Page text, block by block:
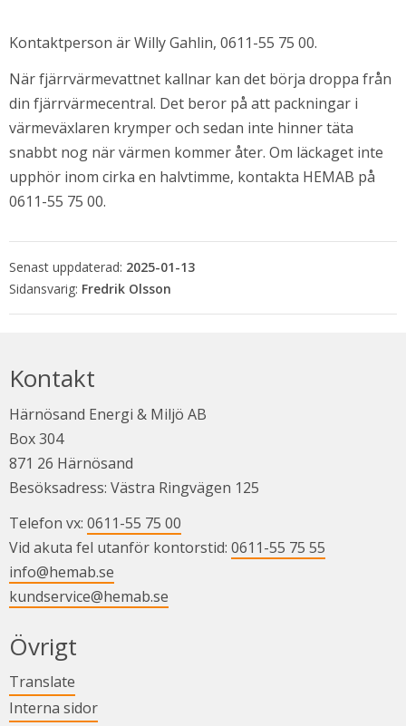
nytt fönster.
Kontaktperson är Willy Gahlin, 0611-55 75 00.
När fjärrvärmevattnet kallnar kan det börja droppa från
din fjärrvärmecentral. Det beror på att packningar i
värmeväxlaren krymper och sedan inte hinner täta
snabbt nog när värmen kommer åter. Om läckaget inte
upphör inom cirka en halvtimme, kontakta HEMAB på
0611-55 75 00.
Senast uppdaterad: 2025-01-13
Fredrik Olsson
Kontakt
Härnösand Energi & Miljö AB
Box 304
871 26 Härnösand
Besöksadress: Västra Ringvägen 125
Telefon vx: 0611-55 75 00
Vid akuta fel utanför kontorstid: 0611-55 75 55
info@hemab.se
kundservice@hemab.se
Övrigt
Translate
Interna sidorLänk till annan webbplats.